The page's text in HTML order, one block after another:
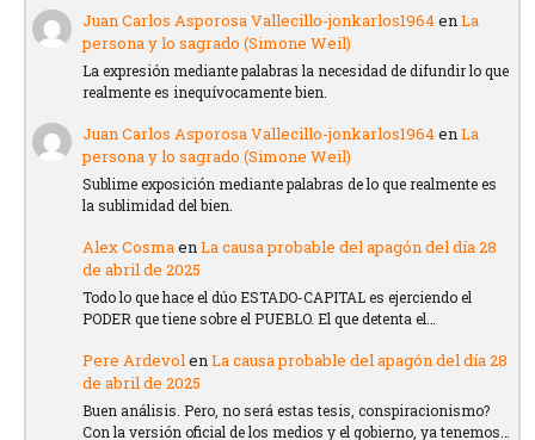
Juan Carlos Asporosa Vallecillo-jonkarlos1964enLa
persona y lo sagrado (Simone Weil)
La expresión mediante palabras la necesidad de difundir lo que
realmente es inequívocamente bien.
Juan Carlos Asporosa Vallecillo-jonkarlos1964enLa
persona y lo sagrado (Simone Weil)
Sublime exposición mediante palabras de lo que realmente es
la sublimidad del bien.
Alex CosmaenLa causa probable del apagón del día 28
de abril de 2025
Todo lo que hace el dúo ESTADO-CAPITAL es ejerciendo el
PODER que tiene sobre el PUEBLO. El que detenta el…
Pere ArdevolenLa causa probable del apagón del día 28
de abril de 2025
Buen análisis. Pero, no será estas tesis, conspiracionismo?
Con la versión oficial de los medios y el gobierno, ya tenemos…